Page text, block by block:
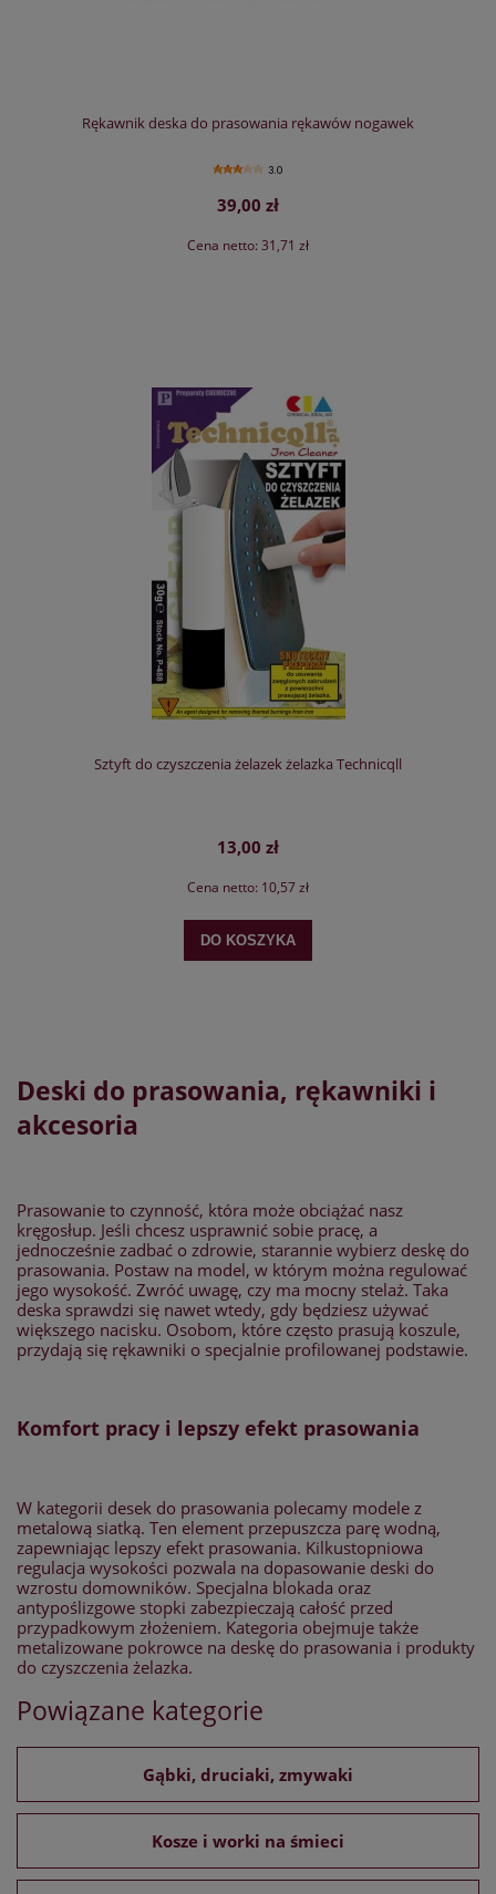
Rękawnik deska do prasowania rękawów nogawek
3.0
39,00 zł
Cena netto: 31,71 zł
Sztyft do czyszczenia żelazek żelazka Technicqll
13,00 zł
Cena netto: 10,57 zł
DO KOSZYKA
Deski do prasowania, rękawniki i
akcesoria
Prasowanie to czynność, która może obciążać nasz
kręgosłup. Jeśli chcesz usprawnić sobie pracę, a
jednocześnie zadbać o zdrowie, starannie wybierz deskę do
prasowania. Postaw na model, w którym można regulować
jego wysokość. Zwróć uwagę, czy ma mocny stelaż. Taka
deska sprawdzi się nawet wtedy, gdy będziesz używać
większego nacisku. Osobom, które często prasują koszule,
przydają się rękawniki o specjalnie profilowanej podstawie.
Komfort pracy i lepszy efekt prasowania
W kategorii desek do prasowania polecamy modele z
metalową siatką. Ten element przepuszcza parę wodną,
zapewniając lepszy efekt prasowania. Kilkustopniowa
regulacja wysokości pozwala na dopasowanie deski do
wzrostu domowników. Specjalna blokada oraz
antypoślizgowe stopki zabezpieczają całość przed
przypadkowym złożeniem. Kategoria obejmuje także
metalizowane pokrowce na deskę do prasowania i produkty
do czyszczenia żelazka.
Powiązane kategorie
Gąbki, druciaki, zmywaki
Kosze i worki na śmieci